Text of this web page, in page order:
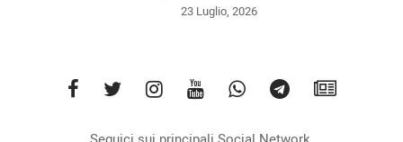
23 Luglio, 2026